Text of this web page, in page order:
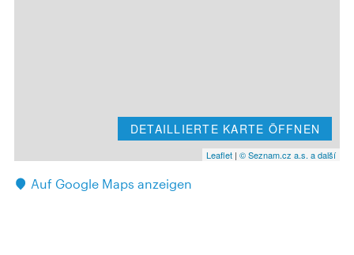
DETAILLIERTE KARTE ÖFFNEN
Leaflet | © Seznam.cz a.s. a další
Auf Google Maps anzeigen